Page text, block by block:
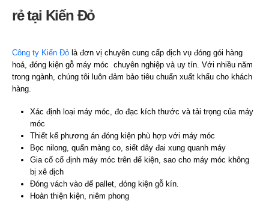
rẻ tại Kiến Đỏ
Công ty Kiến Đỏ là đơn vị chuyên cung cấp dịch vụ đóng gói hàng
hoá, đóng kiện gỗ máy móc chuyên nghiệp và uy tín. Với nhiều năm
trong ngành, chúng tôi luôn đảm bảo tiêu chuẩn xuất khẩu cho khách
hàng.
Xác định loại máy móc, đo đạc kích thước và tải trọng của máy
móc
Thiết kế phương án đóng kiện phù hợp với máy móc
Bọc nilong, quấn màng co, siết dây đai xung quanh máy
Gia cố cố định máy móc trên đế kiện, sao cho máy móc không
bị xê dịch
Đóng vách vào đế pallet, đóng kiện gỗ kín.
Hoàn thiện kiện, niêm phong